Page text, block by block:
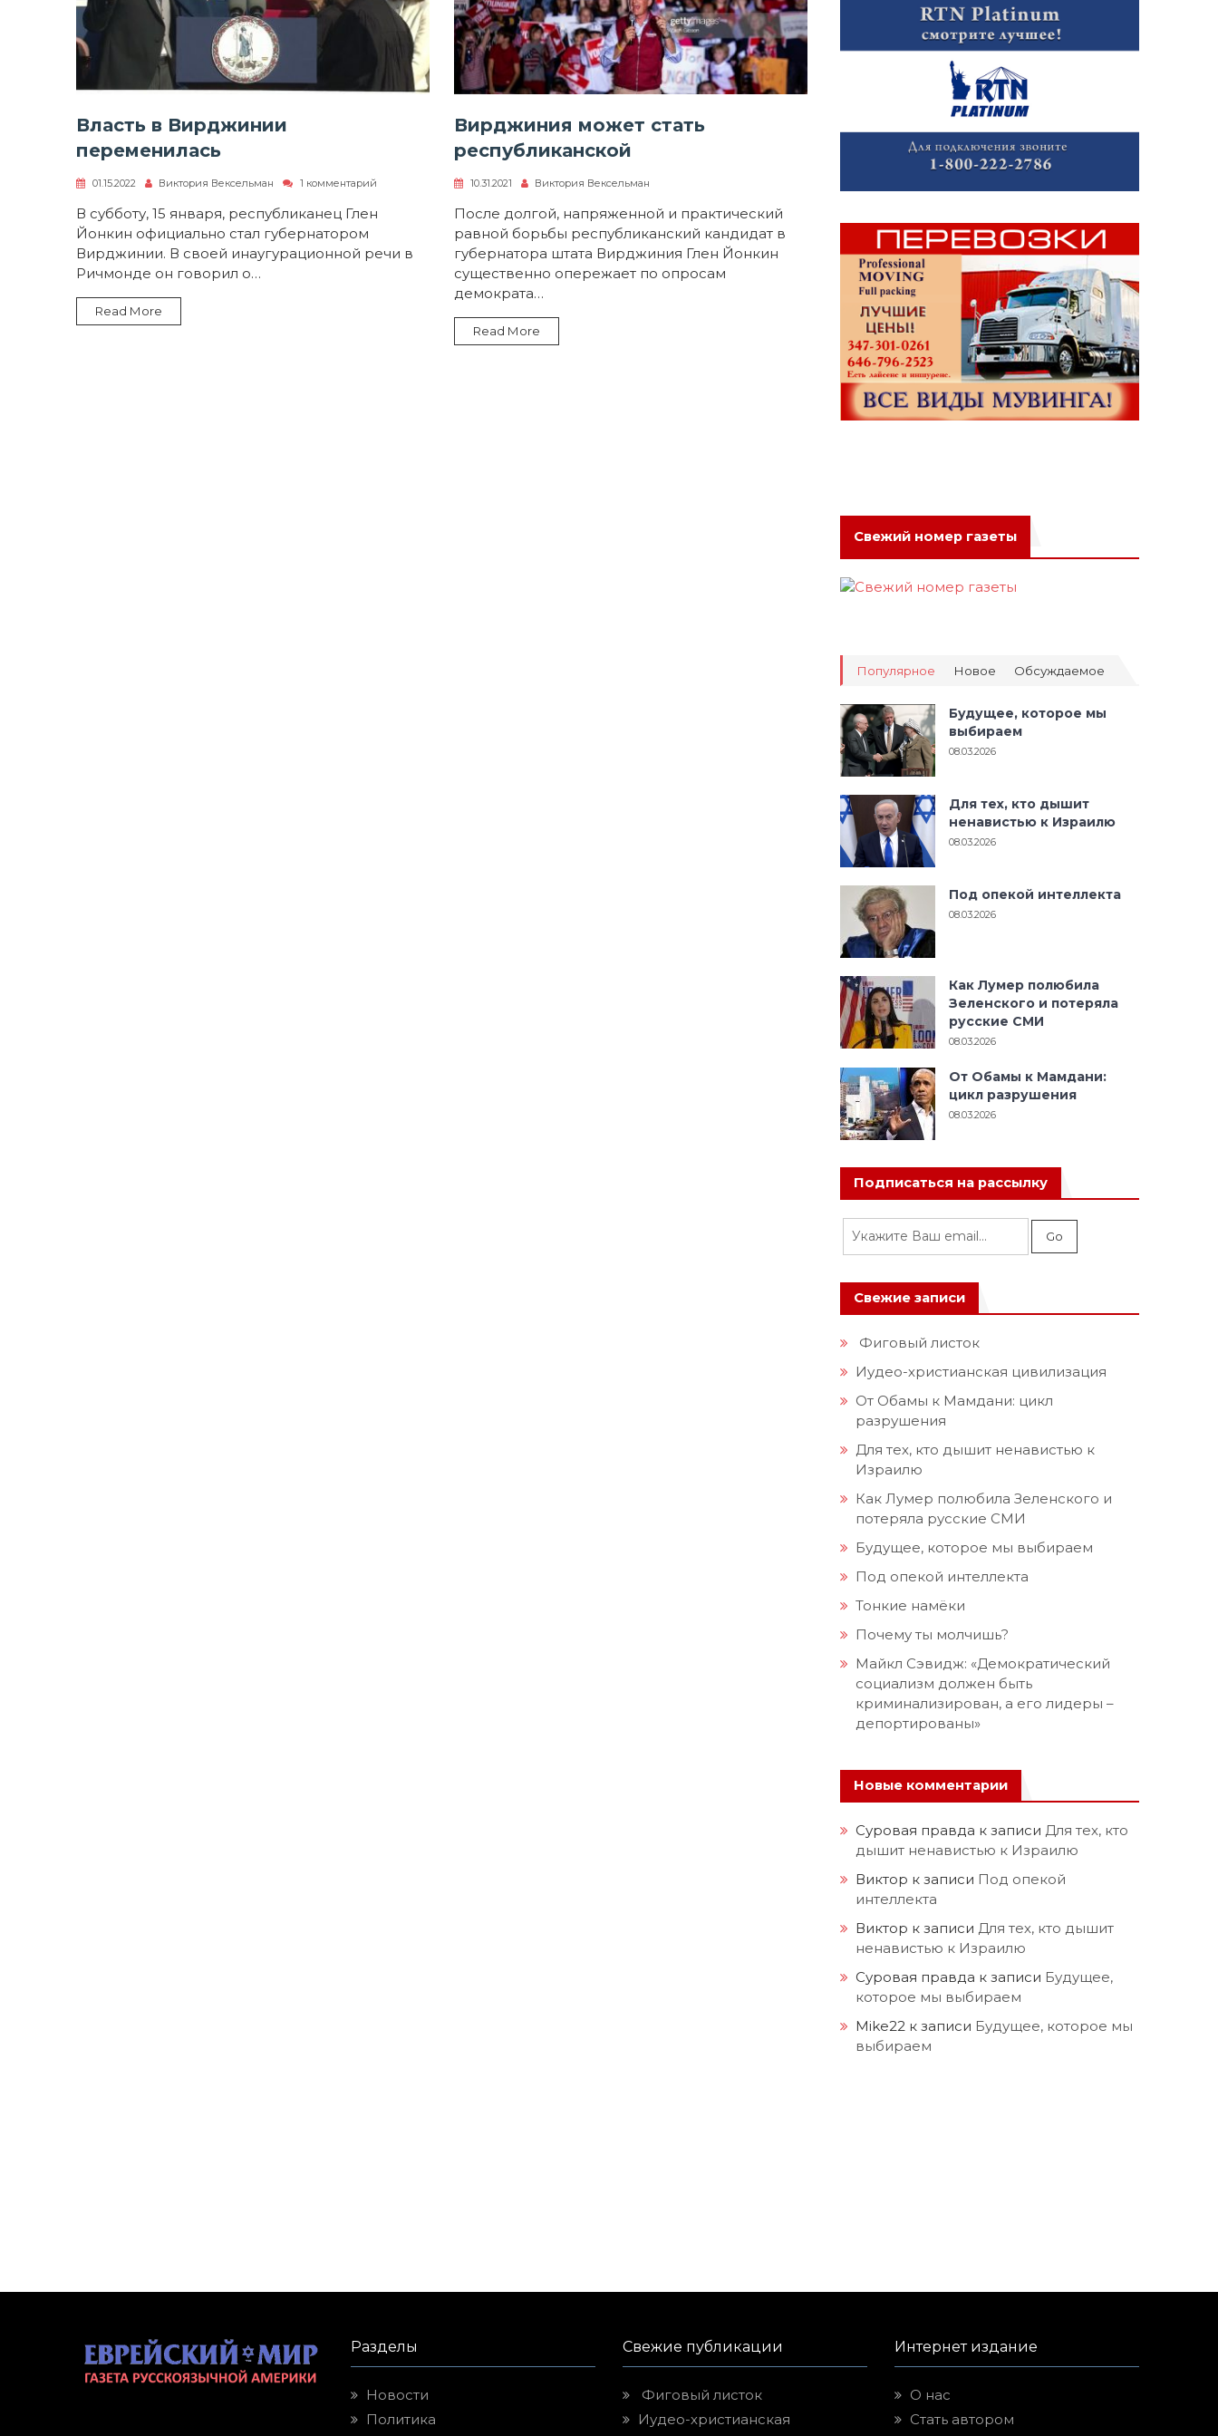
Власть в Вирджинии
переменилась
01.15.2022 Виктория Вексельман 1 комментарий
Власть
в
переменилась
В субботу, 15 января, республиканец Глен
Йонкин официально стал губернатором
Вирджинии. В своей инаугурационной речи в
Ричмонде он говорил о…
Read More
Вирджиния может стать
республиканской
10.31.2021 Виктория Вексельман
После долгой, напряженной и практический
равной борьбы республиканский кандидат в
губернатора штата Вирджиния Глен Йонкин
существенно опережает по опросам
демократа…
Read More
Свежий номер газеты
Популярное Новое Обсуждаемое
Будущее, которое мы
выбираем
08.03.2026
Для тех, кто дышит
ненавистью к Израилю
08.03.2026
Под опекой интеллекта
08.03.2026
Как Лумер полюбила
Зеленского и потеряла
русские СМИ
08.03.2026
От Обамы к Мамдани:
цикл разрушения
08.03.2026
Подписаться на рассылку
Свежие записи
Фиговый листок
Иудео-христианская цивилизация
От Обамы к Мамдани: цикл
разрушения
Для тех, кто дышит ненавистью к
Израилю
Как Лумер полюбила Зеленского и
потеряла русские СМИ
Будущее, которое мы выбираем
Под опекой интеллекта
Тонкие намёки
Почему ты молчишь?
Майкл Сэвидж: «Демократический
социализм должен быть
криминализирован, а его лидеры –
депортированы»
Новые комментарии
Суровая правда к записи Для тех, кто
дышит ненавистью к Израилю
Виктор к записи Под опекой
интеллекта
Виктор к записи Для тех, кто дышит
ненавистью к Израилю
Суровая правда к записи Будущее,
которое мы выбираем
Mike22 к записи Будущее, которое мы
выбираем
Разделы
Новости
Политика
Свежие публикации
Фиговый листок
Иудео-христианская
Интернет издание
О нас
Стать автором